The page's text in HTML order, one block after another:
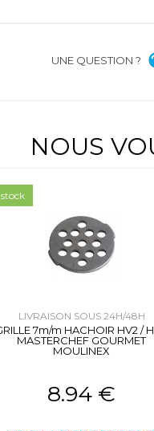
UNE QUESTION ?
NOUS
LIVRAISON SOUS 24H/48H
7m/m HACHOIR HV2 /
MASTERCHEF GOURMET
MOULINEX
8.94 €